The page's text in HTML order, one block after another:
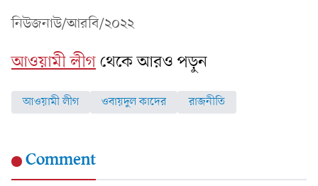
নিউজনাউ/আরবি/২০২২
আওয়ামী লীগথেকে আরও পড়ুন
আওয়ামী লীগ ওবায়দুল কাদের রাজনীতি
Comment